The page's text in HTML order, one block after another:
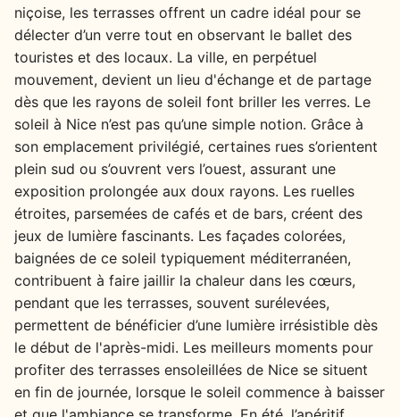
niçoise, les terrasses offrent un cadre idéal pour se
délecter d’un verre tout en observant le ballet des
touristes et des locaux. La ville, en perpétuel
mouvement, devient un lieu d'échange et de partage
dès que les rayons de soleil font briller les verres. Le
soleil à Nice n’est pas qu’une simple notion. Grâce à
son emplacement privilégié, certaines rues s’orientent
plein sud ou s’ouvrent vers l’ouest, assurant une
exposition prolongée aux doux rayons. Les ruelles
étroites, parsemées de cafés et de bars, créent des
jeux de lumière fascinants. Les façades colorées,
baignées de ce soleil typiquement méditerranéen,
contribuent à faire jaillir la chaleur dans les cœurs,
pendant que les terrasses, souvent surélevées,
permettent de bénéficier d’une lumière irrésistible dès
le début de l'après-midi. Les meilleurs moments pour
profiter des terrasses ensoleillées de Nice se situent
en fin de journée, lorsque le soleil commence à baisser